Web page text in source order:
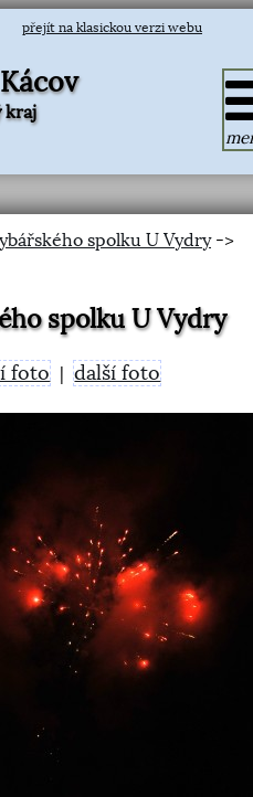
přejít na klasickou verzi webu
kraj
spolku U Vydry->
spolku U Vydry
foto |další foto